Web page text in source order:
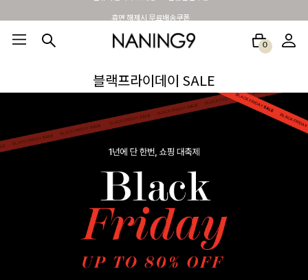
0
베스트재진행 썸머여행룩
블랙프라이데이 SALE